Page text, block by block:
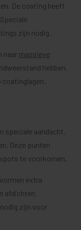
De coating heeft
zijn nodig.
naar massieve
hebben.
speciale aandacht.
Deze punten
te voorkomen.
extra
afdichten.
zijn voor